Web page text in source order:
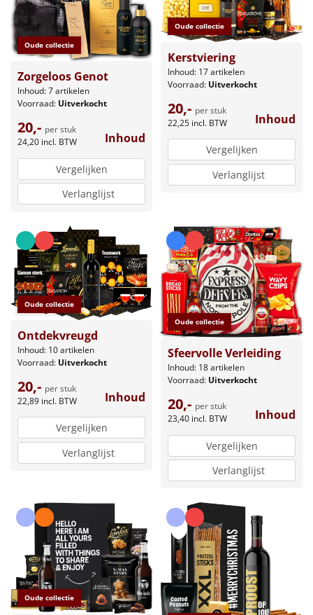
Oude collectie
Zorgeloos Genot
Inhoud: 7 artikelen
Voorraad: Uitverkocht
20,- per stuk
24,20 incl. BTW Inhoud
Vergelijken
Verlanglijst
Oude collectie
Kerstviering
Inhoud: 17 artikelen
Voorraad: Uitverkocht
20,- per stuk
22,25 incl. BTW Inhoud
Vergelijken
Verlanglijst
Oude collectie
Ontdekvreugd
Inhoud: 10 artikelen
Voorraad: Uitverkocht
20,- per stuk
22,89 incl. BTW Inhoud
Vergelijken
Verlanglijst
Oude collectie
Sfeervolle Verleiding
Inhoud: 18 artikelen
Voorraad: Uitverkocht
20,- per stuk
23,40 incl. BTW Inhoud
Vergelijken
Verlanglijst
Oude collectie